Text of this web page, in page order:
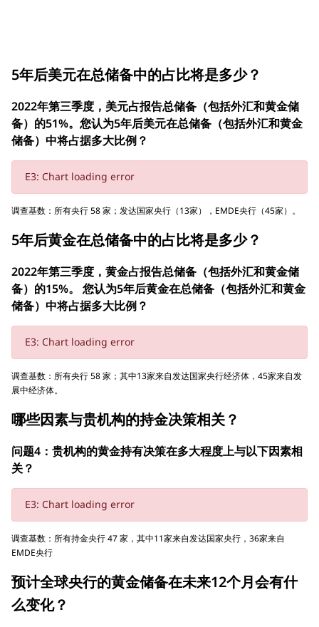
5年后美元在总储备中的占比将是多少？
2022年第三季度，美元占报告总储备（包括外汇和黄金储
备）的51%。您认为5年后美元在总储备（包括外汇和黄金
储备）中将占据多大比例？
E3: Chart loading error
调查基数：所有央行 58 家；发达国家央行（13家），EMDE央行（45家）。
5年后黄金在总储备中的占比将是多少？
2022年第三季度，黄金占报告总储备（包括外汇和黄金储
备）的15%。 您认为5年后黄金在总储备（包括外汇和黄金
储备）中将占据多大比例？
E3: Chart loading error
调查基数：所有央行 58 家；其中13家来自发达国家央行经济体，45家来自发
展中经济体。
哪些因素与贵机构的持金决策相关？
问题4：贵机构的黄金持有决策在多大程度上与以下因素相
关？
E3: Chart loading error
调查基数：所有持金央行 47 家，其中11家来自发达国家央行，36家来自
EMDE央行
预计全球央行的黄金储备在未来12个月会有什
么变化？